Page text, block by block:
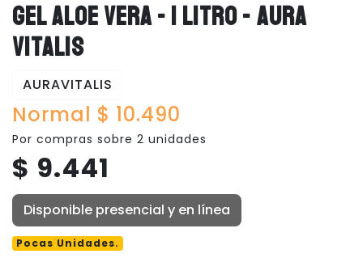
GEL ALOE VERA - 1 LITRO - AURA
VITALIS
AURAVITALIS
Normal $ 10.490
Por compras sobre 2 unidades
$ 9.441
Disponible presencial y en línea
Pocas Unidades.